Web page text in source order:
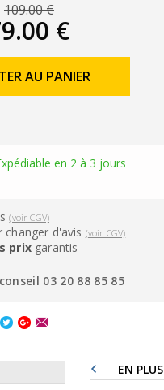
109.00 €
€
AU PANIER
en 2 à 3 jours
(voir CGV)
d'avis (voir CGV)
prix garantis
03 20 88 85 85
EN PLUS